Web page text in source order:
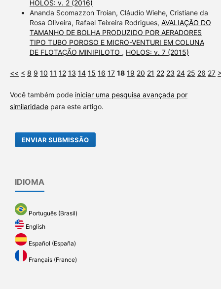
HOLOS: v. 2 (2016)
Ananda Scomazzon Troian, Cláudio Wiehe, Cristiane da
Rosa Oliveira, Rafael Teixeira Rodrigues, AVALIAÇÃO DO
TAMANHO DE BOLHA PRODUZIDO POR AERADORES
TIPO TUBO POROSO E MICRO-VENTURI EM COLUNA
DE FLOTAÇÃO MINIPILOTO , HOLOS: v. 7 (2015)
<< < 8 9 10 11 12 13 14 15 16 17 18 19 20 21 22 23 24 25 26 27
Você também pode iniciar uma pesquisa avançada por
similaridadepara este artigo.
ENVIAR SUBMISSÃO
IDIOMA
Português (Brasil)
English
Español (España)
Français (France)